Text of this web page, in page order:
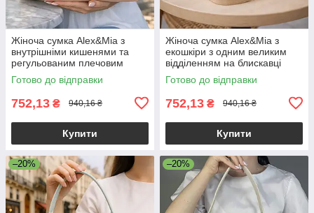
Жіноча сумка Alex&Mia з
внутрішніми кишенями та
регульованим плечовим
ременем рожева
Готово до відправки
752,13 ₴ 940,16 ₴
Купити
Жіноча сумка Alex&Mia з
екошкіри з одним великим
відділенням на блискавці
бежева
Готово до відправки
752,13 ₴ 940,16 ₴
Купити
–20% –20%